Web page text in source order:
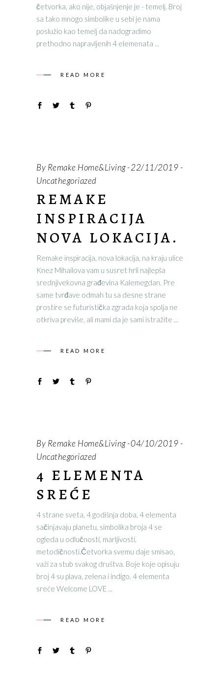
četvorka, ako nije, objašnjenje je - temelj. Broj
sa tako mnogo simbolike u sebi je nama
poslužio kao temelj da nadogradimo
prethodno napravljenih 4 elemenata
READ MORE
By Remake Home&Living 22/11/2019
Uncathegoriazed
REMAKE
INSPIRACIJA
NOVA LOKACIJA.
Remake inspiracija, nova lokacija, na kraju ulice
Knez Mihailova vam u susret hrli najlepša
srednjivekovna građevina Kalemegdan. Pre
same tvrđave odmah tu sa desne strane
prostire se futuristička zgrada koja spolja ne
otkriva previše, ali mami da je sami istražite
READ MORE
By Remake Home&Living 04/10/2019
Uncathegoriazed
4 ELEMENTA
SREĆE
4 strane sveta, 4 godišnja doba, 4 elementa
sačinjavaju planetu, simbolika broja 4 se
ogleda u odlučnosti, marljivosti,
metodičnosti.Četvorka svemu daje smisao,
važi za stub svakog društva. Boje koje opisuju
broj 4 su plava, zelena i indigo. 4 elementa
sreće Welcome LOVE
READ MORE